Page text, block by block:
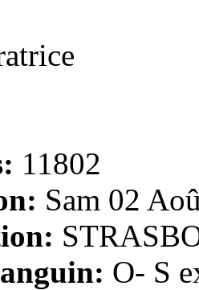
11802
Sam 02
O- S